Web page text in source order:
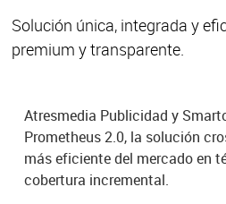
Solución única, integrada y
premium y transparente.
Atresmedia Publicidad y
Prometheus 2.0, la solución
más eficiente del mercado en
cobertura incremental.